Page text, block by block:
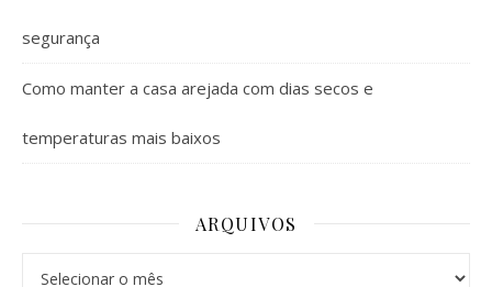
segurança
Como manter a casa arejada com dias secos e
temperaturas mais baixos
ARQUIVOS